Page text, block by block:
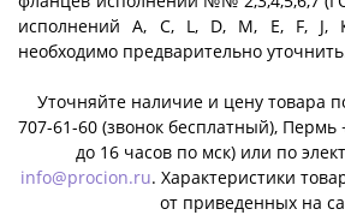
исполнений A, C, L, D, M, E, F, J,
необходимо предварительно
Уточняйте наличие и цену товара
707-61-60 (звонок бесплатный), Пермь
до 16 часов по мск) или по
info@procion.ru. Характеристики
от приведенных на